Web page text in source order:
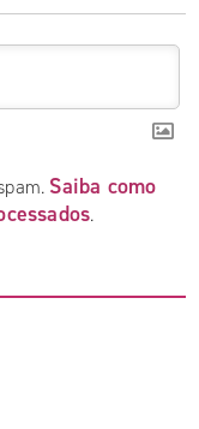
Saiba como
.